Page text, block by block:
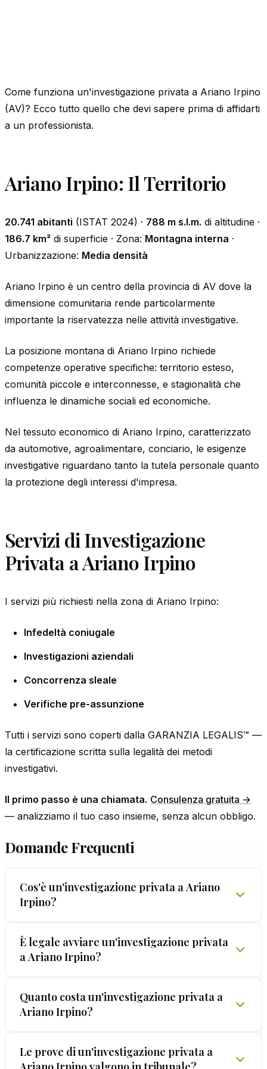
Come funziona un'investigazione privata a Ariano Irpino
(AV)? Ecco tutto quello che devi sapere prima di affidarti
a un professionista.
Ariano Irpino: Il Territorio
20.741 abitanti (ISTAT 2024) · 788 m s.l.m. di altitudine ·
186.7 km² di superficie · Zona: Montagna interna ·
Urbanizzazione: Media densità
Ariano Irpino è un centro della provincia di AV dove la
dimensione comunitaria rende particolarmente
importante la riservatezza nelle attività investigative.
La posizione montana di Ariano Irpino richiede
competenze operative specifiche: territorio esteso,
comunità piccole e interconnesse, e stagionalità che
influenza le dinamiche sociali ed economiche.
Nel tessuto economico di Ariano Irpino, caratterizzato
da automotive, agroalimentare, conciario, le esigenze
investigative riguardano tanto la tutela personale quanto
la protezione degli interessi d'impresa.
Servizi di Investigazione
Privata a Ariano Irpino
I servizi più richiesti nella zona di Ariano Irpino:
Infedeltà coniugale
Investigazioni aziendali
Concorrenza sleale
Verifiche pre-assunzione
Tutti i servizi sono coperti dalla GARANZIA LEGALIS™ —
la certificazione scritta sulla legalità dei metodi
investigativi.
Il primo passo è una chiamata. Consulenza gratuita →
— analizziamo il tuo caso insieme, senza alcun obbligo.
Domande Frequenti
Cos'è un'investigazione privata a Ariano
Irpino?
È un servizio professionale regolamentato dalla
legge italiana (art. 134 TULPS): un investigatore
conto del committente, utilizzando esclusivamente
metodi legali. In un centro come Ariano Irpino, le
È legale avviare un'investigazione privata
a Ariano Irpino?
Sì, è perfettamente legale. L'investigazione privata
è regolamentata dall'art. 134 del TULPS. Il
dei propri interessi, purché tramite un
investigatore autorizzato che operi con metodi
Quanto costa un'investigazione privata a
Ariano Irpino?
Non esiste un prezzo fisso: tutto dipende dal tipo
di indagine e dalla sua complessità. La consulenza
Le prove di un'investigazione privata a